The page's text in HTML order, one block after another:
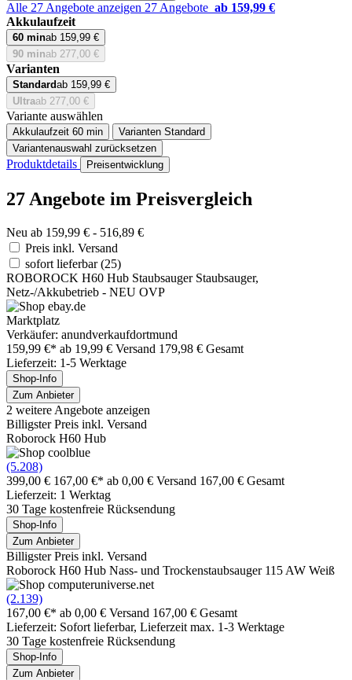
Alle 27 Angebote anzeigen 27 Angebote ab 159,99 €
Akkulaufzeit
60 minab 159,99 €
90 minab 277,00 €
Varianten
Standardab 159,99 €
Ultraab 277,00 €
Variante auswählen
Akkulaufzeit 60 min Varianten Standard
Variantenauswahl zurücksetzen
Produktdetails Preisentwicklung
27 Angebote im Preisvergleich
Neu ab 159,99 € - 516,89 €
Preis inkl. Versand
sofort lieferbar(25)
ROBOROCK H60 Hub Staubsauger Staubsauger,
Netz-/Akkubetrieb - NEU OVP
Marktplatz
Verkäufer: anundverkaufdortmund
159,99 €* ab 19,99 € Versand 179,98 € Gesamt
Lieferzeit: 1-5 Werktage
Shop-Info
Zum Anbieter
2 weitere Angebote anzeigen
Billigster Preis inkl. Versand
Roborock H60 Hub
(5.208)
399,00 € 167,00 €* ab 0,00 € Versand 167,00 € Gesamt
Lieferzeit: 1 Werktag
30 Tage kostenfreie Rücksendung
Shop-Info
Zum Anbieter
Billigster Preis inkl. Versand
Roborock H60 Hub Nass- und Trockenstaubsauger 115 AW Weiß
(2.139)
167,00 €* ab 0,00 € Versand 167,00 € Gesamt
Lieferzeit: Sofort lieferbar, Lieferzeit max. 1-3 Werktage
30 Tage kostenfreie Rücksendung
Shop-Info
Zum Anbieter